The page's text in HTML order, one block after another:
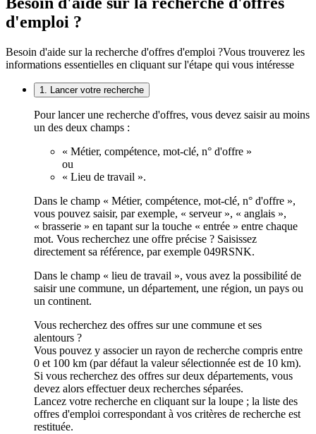
d'emploi ?
Besoin d'aide sur la recherche d'offres d'emploi ?Vous trouverez les
informations essentielles en cliquant sur l'étape qui vous intéresse
1. Lancer votre recherche
Pour lancer une recherche d'offres, vous devez saisir au moins
un des deux champs :
« Métier, compétence, mot-clé, n° d'offre »
ou
« Lieu de travail ».
Dans le champ « Métier, compétence, mot-clé, n° d'offre »,
vous pouvez saisir, par exemple, « serveur », « anglais »,
« brasserie » en tapant sur la touche « entrée » entre chaque
mot. Vous recherchez une offre précise ? Saisissez
directement sa référence, par exemple 049RSNK.
Dans le champ « lieu de travail », vous avez la possibilité de
saisir une commune, un département, une région, un pays ou
un continent.
Vous recherchez des offres sur une commune et ses
alentours ?
Vous pouvez y associer un rayon de recherche compris entre
0 et 100 km (par défaut la valeur sélectionnée est de 10 km).
Si vous recherchez des offres sur deux départements, vous
devez alors effectuer deux recherches séparées.
Lancez votre recherche en cliquant sur la loupe ; la liste des
offres d'emploi correspondant à vos critères de recherche est
restituée.